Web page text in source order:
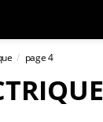
page 4